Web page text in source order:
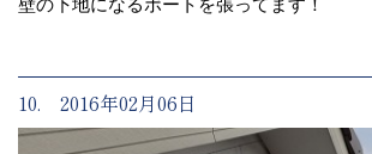
壁の下地になるボートを張ってます！
10. 2016年02月06日